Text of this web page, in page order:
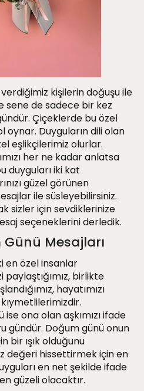
kişilerin doğuşu ile
sene de sadece bir kez
Çiçeklerde bu özel
Duyguların dili olan
eşlikçilerimiz olurlar.
her ne kadar anlatsa
duyguları iki kat
güzel görünen
ile süsleyebilirsiniz.
sizler için sevdiklerinize
seçeneklerini derledik.
Mesajları
en özel insanlar
paylaştığımız, birlikte
hayatımızı
ona olan aşkımızı ifade
gündür. Doğum günü onun
bir ışık olduğunu
değeri hissettirmek için en
en net şekilde ifade
güzeli olacaktır.